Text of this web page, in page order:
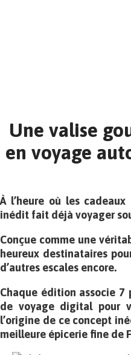
Une valise
en voyage
À l’heure où les
inédit fait déjà voyager
Conçue comme une
heureux destinataires
d’autres escales encore.
Chaque édition associe
de voyage digital pour
l’origine de ce concept
meilleure épicerie fine de